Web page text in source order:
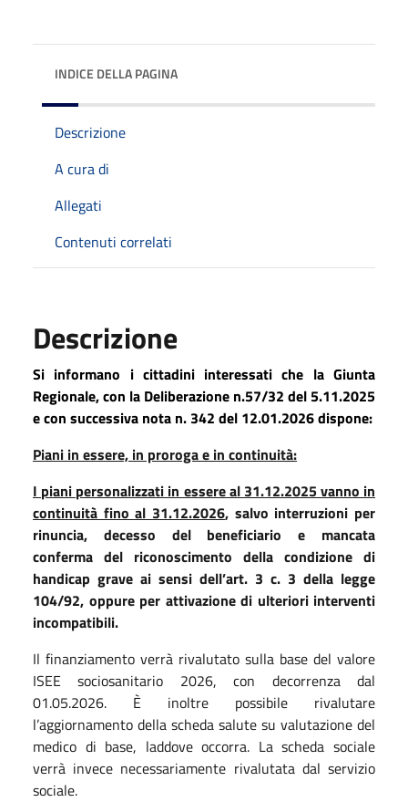
INDICE DELLA PAGINA
Descrizione
A cura di
Allegati
Contenuti correlati
Descrizione
Si informano i cittadini interessati che la Giunta
Regionale, con la Deliberazione n.57/32 del 5.11.2025
e con successiva nota n. 342 del 12.01.2026 dispone:
Piani in essere, in proroga e in continuità:
I piani personalizzati in essere al 31.12.2025 vanno in
continuità fino al 31.12.2026, salvo interruzioni per
rinuncia, decesso del beneficiario e mancata
conferma del riconoscimento della condizione di
handicap grave ai sensi dell’art. 3 c. 3 della legge
104/92, oppure per attivazione di ulteriori interventi
incompatibili.
Il finanziamento verrà rivalutato sulla base del valore
ISEE sociosanitario 2026, con decorrenza dal
01.05.2026. È inoltre possibile rivalutare
l’aggiornamento della scheda salute su valutazione del
medico di base, laddove occorra. La scheda sociale
verrà invece necessariamente rivalutata dal servizio
sociale.